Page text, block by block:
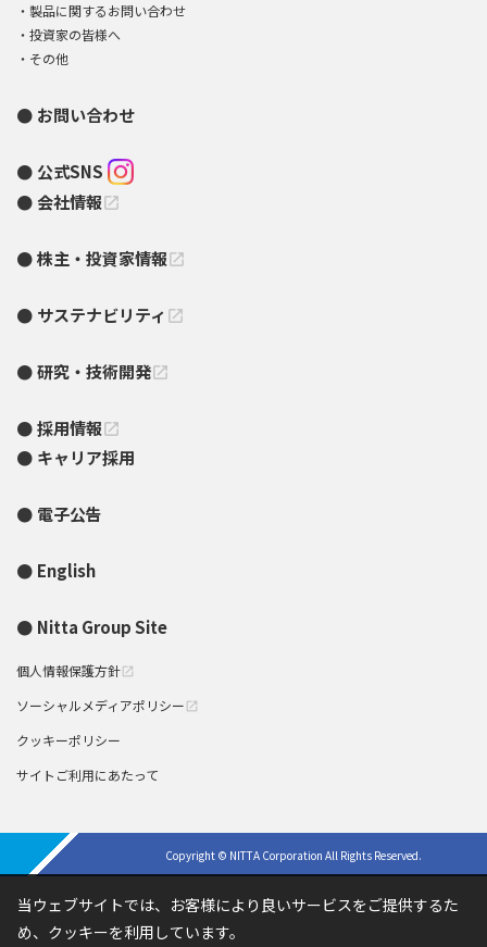
製品に関するお問い合わせ
投資家の皆様へ
その他
お問い合わせ
公式SNS
会社情報open_in_new
株主・投資家情報open_in_new
サステナビリティ open_in_new
研究・技術開発open_in_new
採用情報open_in_new
キャリア採用
電子公告
English
Nitta Group Site
個人情報保護方針 open_in_new
ソーシャルメディアポリシー open_in_new
クッキーポリシー
サイトご利用にあたって
Copyright © NITTA Corporation All Rights Reserved.
当ウェブサイトでは、お客様により良いサービスをご提供するた
め、クッキーを利用しています。